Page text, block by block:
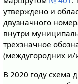
утверждено и
двузначного
внутри
трёхзначное
(междугородних и/
В 2020 году схема